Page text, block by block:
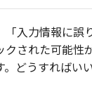
「入力情報に誤
された可能性
。どうすればい